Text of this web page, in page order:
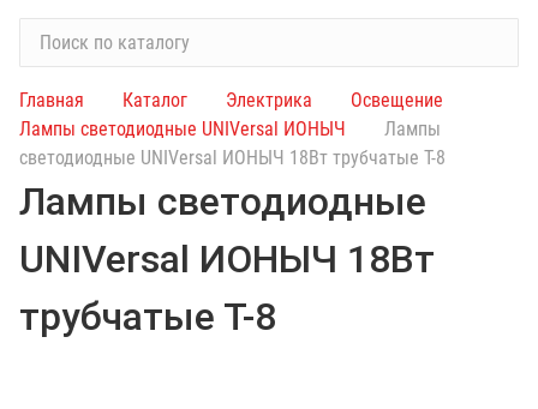
и
с
о
а
а
Главная Каталог Электрика
Освещение
Лампы светодиодные UNIVersal ИОНЫЧ
Лампы
светодиодные UNIVersal ИОНЫЧ 18Вт трубчатые Т-8
Лампы светодиодные
UNIVersal ИОНЫЧ 18Вт
трубчатые Т-8